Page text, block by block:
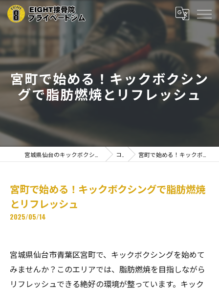
宮町で始める！キックボクシン
グで脂肪燃焼とリフレッシュ
コラム 宮町で始める！キックボクシングで脂肪燃焼とリフレッシュ
宮町で始める！キックボクシングで脂肪燃焼
とリフレッシュ
2025/05/14
宮城県仙台市青葉区宮町で、キックボクシングを始めて
みませんか？このエリアでは、脂肪燃焼を目指しながら
リフレッシュできる絶好の環境が整っています。キック